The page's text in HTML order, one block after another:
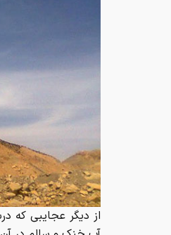
از دیگر عجایبی که